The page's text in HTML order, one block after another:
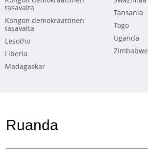
tasavalta
Kongon demokraattinen
tasavalta
Lesotho
Liberia
Madagaskar
Tansania
Togo
Uganda
Zimbabwe
Ruanda